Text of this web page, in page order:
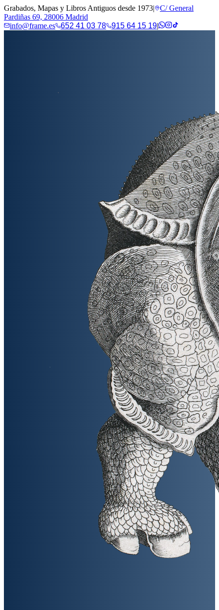
Grabados, Mapas y Libros Antiguos desde 1973|
C/ General
Pardiñas 69, 28006 Madrid
info@frame.es
652 41 03 78 915 64 15 19|